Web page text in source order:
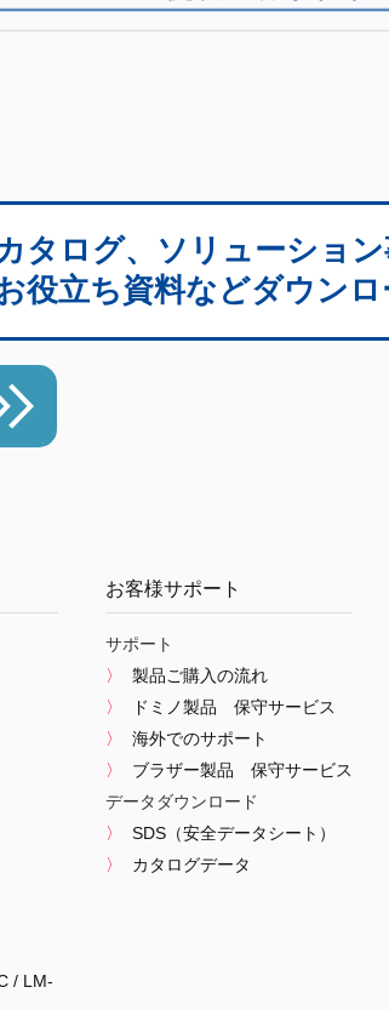
タログ、ソリューショ
役立ち資料などダウンロ
/ LM-
お客様サポート
サポート
製品ご購入の流れ
ドミノ製品 保守サービス
海外でのサポート
ブラザー製品 保守サービス
データダウンロード
SDS（安全データシート）
カタログデータ